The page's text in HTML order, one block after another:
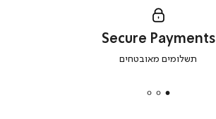
secure
Secure Payments
תשלומים מאובטחים